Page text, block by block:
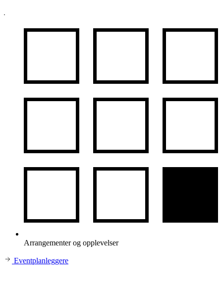
Arrangementer og opplevelser
Eventplanleggere